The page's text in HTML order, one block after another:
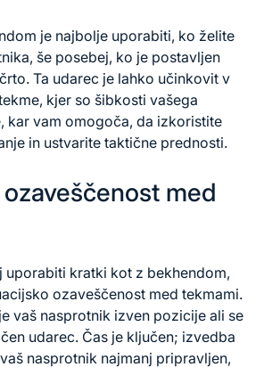
je najbolje uporabiti, ko želite
še posebej, ko je postavljen
Ta udarec je lahko učinkovit v
kjer so šibkosti vašega
kar vam omogoča, da izkoristite
in ustvarite taktične prednosti.
med
uporabiti kratki kot z bekhendom,
ozaveščenost med tekmami.
vaš nasprotnik izven pozicije ali se
udarec. Čas je ključen; izvedba
nasprotnik najmanj pripravljen,